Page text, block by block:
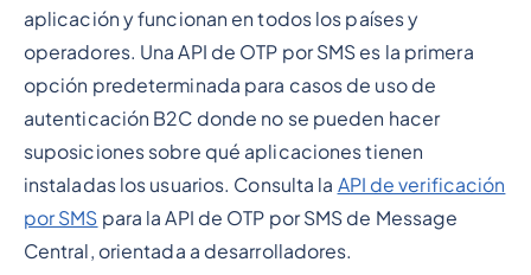
aplicación y funcionan en todos los países y
operadores. Una API de OTP por SMS es la primera
opción predeterminada para casos de uso de
autenticación B2C donde no se pueden hacer
suposiciones sobre qué aplicaciones tienen
instaladas los usuarios. Consulta la API de verificación
por SMS para la API de OTP por SMS de Message
Central, orientada a desarrolladores.